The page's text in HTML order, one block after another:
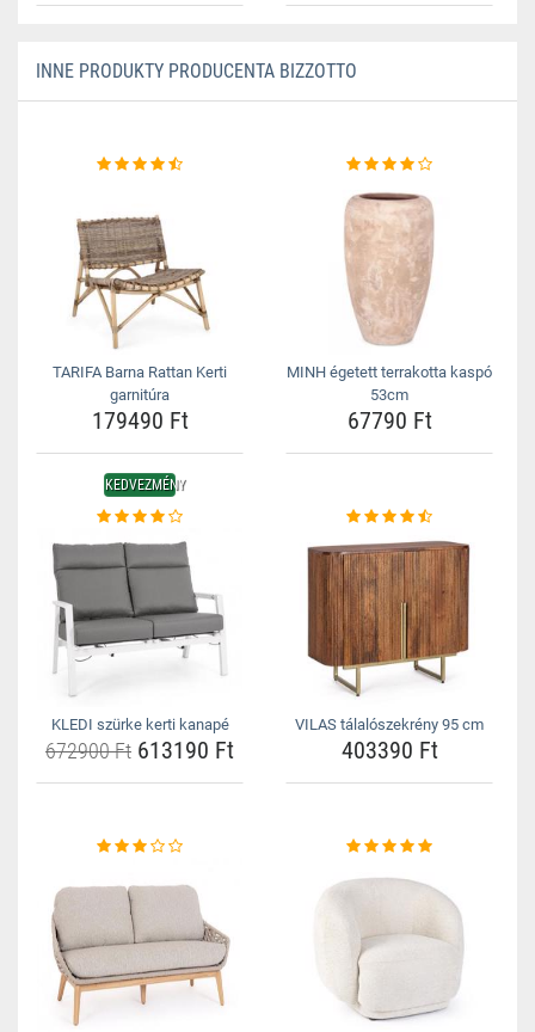
INNE PRODUKTY PRODUCENTA BIZZOTTO
TARIFA Barna Rattan Kerti
garnitúra
179490 Ft
MINH égetett terrakotta kaspó
53cm
67790 Ft
KEDVEZMÉNY
KLEDI szürke kerti kanapé
672900 Ft 613190 Ft
VILAS tálalószekrény 95 cm
403390 Ft